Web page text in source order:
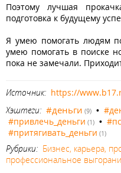
Поэтому лучшая
подготовка к будущему
Я умею помогать людям
умею помогать в поиске
пока не замечали.
Источник: https://
Хэштеги: #деньги (9) •
#привлечь_деньги (1) •
#притягивать_деньги (1)
Рубрики: Бизнес, карьера,
профессиональное